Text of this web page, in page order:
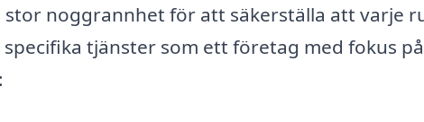
noggrannhet för att säkerställa att varje
tjänster som ett företag med fokus på